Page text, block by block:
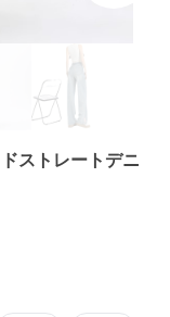
ストレートデニ